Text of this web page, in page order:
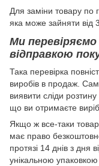
Для заміни товару по
яка може зайняти від
Ми
відправкою
Така перевірка
виробів в продаж.
виявити сліди
що ви отримаєте
Якщо ж все-таки
має право
протязі 14 днів з дня
унікальною